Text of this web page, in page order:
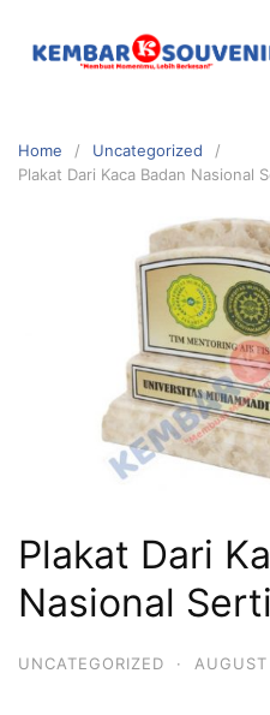
Home
Uncategorized
Plakat Dari Kaca Badan Nasional
Plakat Dari
Nasional
UNCATEGORIZED ·